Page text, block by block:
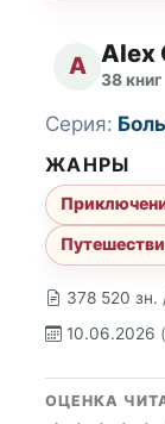
A Alex
38 книг
378 520 зн.
10.06.2026
Серия:
ЖАНРЫ
ОЦЕНКА